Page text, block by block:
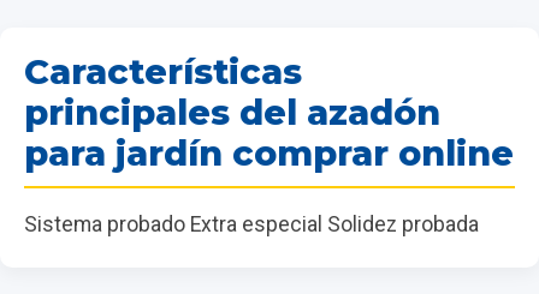
Características
principales del azadón
para jardín comprar online
Sistema probado Extra especial Solidez probada